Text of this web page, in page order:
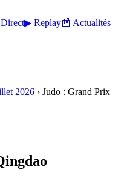
▶ Replay📰 Actualités
2026 › Judo : Grand Prix